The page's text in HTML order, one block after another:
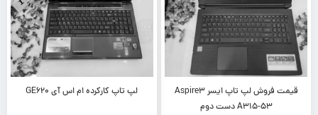
قیمت فروش لپ تاپ ایسر Aspire3
A315-53 دست دوم
لپ تاپ کارکرده ام اس آی GE620